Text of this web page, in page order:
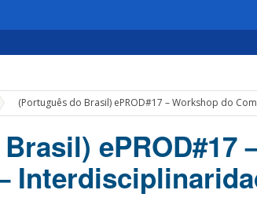
(Português do Brasil) ePROD#17 – Workshop do
ePROD#17